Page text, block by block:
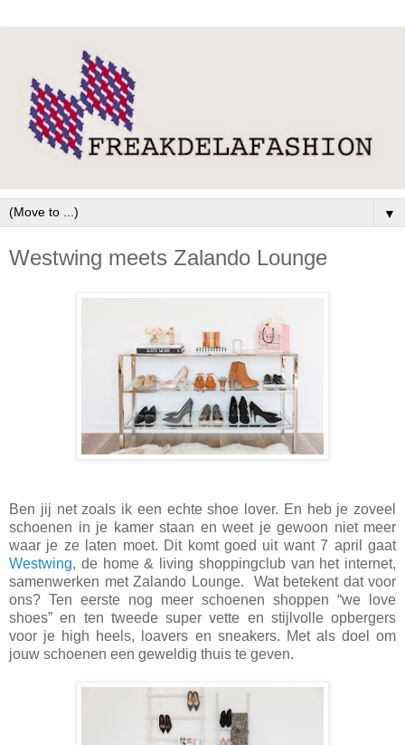
▼
Westwing meets Zalando Lounge
Ben jij net zoals ik een echte shoe lover. En heb je zoveel
schoenen in je kamer staan en weet je gewoon niet meer
waar je ze laten moet. Dit komt goed uit want 7 april gaat
Westwing, de home & living shoppingclub van het internet,
samenwerken met Zalando Lounge. Wat betekent dat voor
ons? Ten eerste nog meer schoenen shoppen “we love
shoes” en ten tweede super vette en stijlvolle opbergers
voor je high heels, loavers en sneakers. Met als doel om
jouw schoenen een geweldig thuis te geven.